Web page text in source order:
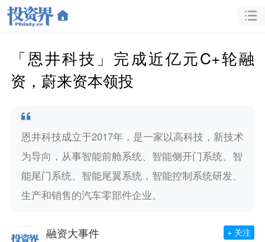
「恩井科技」完成近亿元C+轮融
资，蔚来资本领投
恩井科技成立于2017年，是一家以高科技，新技术
为导向，从事智能前舱系统、智能侧开门系统、智
能尾门系统、智能尾翼系统，智能控制系统研发、
生产和销售的汽车零部件企业。
融资大事件 + 关注